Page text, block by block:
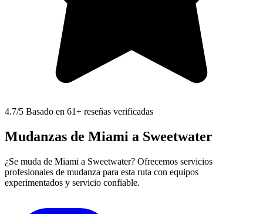
4.7/5 Basado en 61+ reseñas verificadas
Mudanzas de Miami a Sweetwater
¿Se muda de Miami a Sweetwater? Ofrecemos servicios
profesionales de mudanza para esta ruta con equipos
experimentados y servicio confiable.